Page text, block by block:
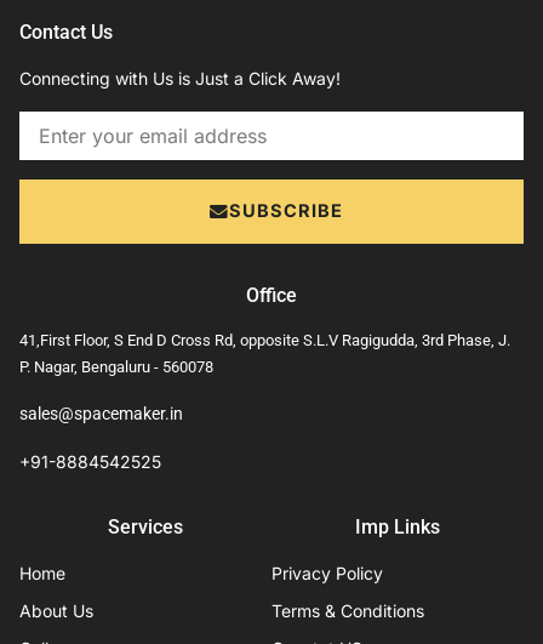
Contact Us
Connecting with Us is Just a Click Away!
Email
SUBSCRIBE
Office
41,First Floor, S End D Cross Rd, opposite S.L.V Ragigudda, 3rd Phase, J.
P. Nagar, Bengaluru - 560078
sales@spacemaker.in
+91-8884542525
Services
Home
About Us
Imp Links
Privacy Policy
Terms & Conditions